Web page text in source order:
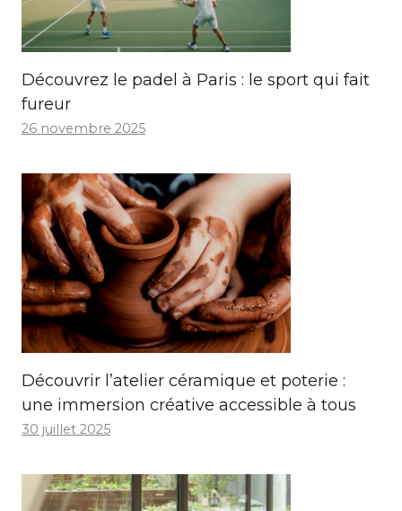
Découvrez le padel à Paris : le sport qui fait
fureur
26 novembre 2025
Découvrir l’atelier céramique et poterie :
une immersion créative accessible à tous
30 juillet 2025